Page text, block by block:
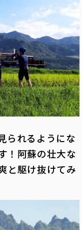
られるようにな
！ 阿蘇の壮大な
と駆け抜けてみ